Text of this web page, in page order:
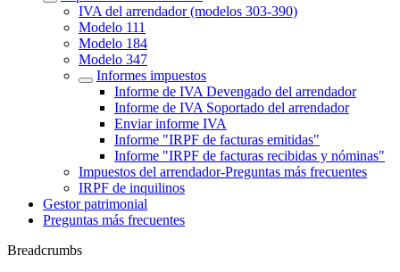
IVA del arrendador (modelos 303-390)
Modelo 111
Modelo 184
Modelo 347
Informes impuestos
Informe de IVA Devengado del arrendador
Informe de IVA Soportado del arrendador
Enviar informe IVA
Informe "IRPF de facturas emitidas"
Informe "IRPF de facturas recibidas y nóminas"
Impuestos del arrendador‎-Preguntas más frecuentes‎
IRPF de inquilinos
Gestor patrimonial
Preguntas más frecuentes
Breadcrumbs